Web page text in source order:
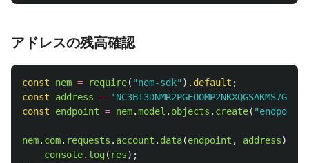
アドレスの残高確認
const nem = require( "nem-sdk" ). default ;
const
address = '
const
endpoint = nem.model . objects . create( "endpoint
nem. com. requests . account . data(endpoint , address).
console. log( res);